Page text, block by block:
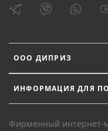
ООО ДИПРИЗ
ИНФОРМАЦИЯ ДЛЯ
Фирменный интернет-